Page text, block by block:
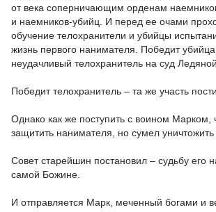
от века соперничающим орденам
и наемников-убийц. И перед ее очами
обучение телохранители и убийцы
жизнь первого нанимателя. Победит
неудачливый телохранитель на суд
Победит телохранитель – та же участь
Однако как же поступить с воином Марком,
защитить нанимателя, но сумел уничтожить
Совет старейшин постановил – судьбу его
самой Божине.
И отправляется Марк, меченный богами и